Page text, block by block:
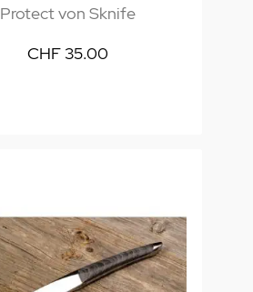
Protect von Sknife
CHF 35.00